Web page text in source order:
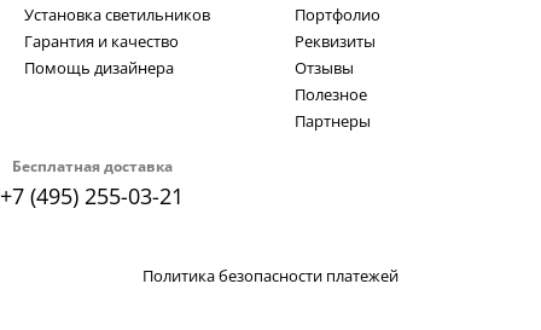
Бесплатная доставка
+7 (495) 255-03-21
Установка светильников
Гарантия и качество
Помощь дизайнера
Портфолио
Реквизиты
Отзывы
Полезное
Партнеры
Политика безопасности платежей